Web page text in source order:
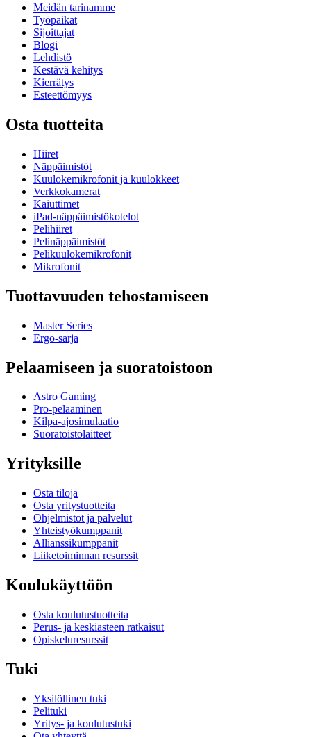
Meidän tarinamme
Työpaikat
Sijoittajat
Blogi
Lehdistö
Kestävä kehitys
Kierrätys
Esteettömyys
Osta tuotteita
Hiiret
Näppäimistöt
Kuulokemikrofonit ja kuulokkeet
Verkkokamerat
Kaiuttimet
iPad-näppäimistökotelot
Pelihiiret
Pelinäppäimistöt
Pelikuulokemikrofonit
Mikrofonit
Tuottavuuden tehostamiseen
Master Series
Ergo-sarja
Pelaamiseen ja suoratoistoon
Astro Gaming
Pro-pelaaminen
Kilpa-ajosimulaatio
Suoratoistolaitteet
Yrityksille
Osta tiloja
Osta yritystuotteita
Ohjelmistot ja palvelut
Yhteistyökumppanit
Allianssikumppanit
Liiketoiminnan resurssit
Koulukäyttöön
Osta koulutustuotteita
Perus- ja keskiasteen ratkaisut
Opiskeluresurssit
Tuki
Yksilöllinen tuki
Pelituki
Yritys- ja koulutustuki